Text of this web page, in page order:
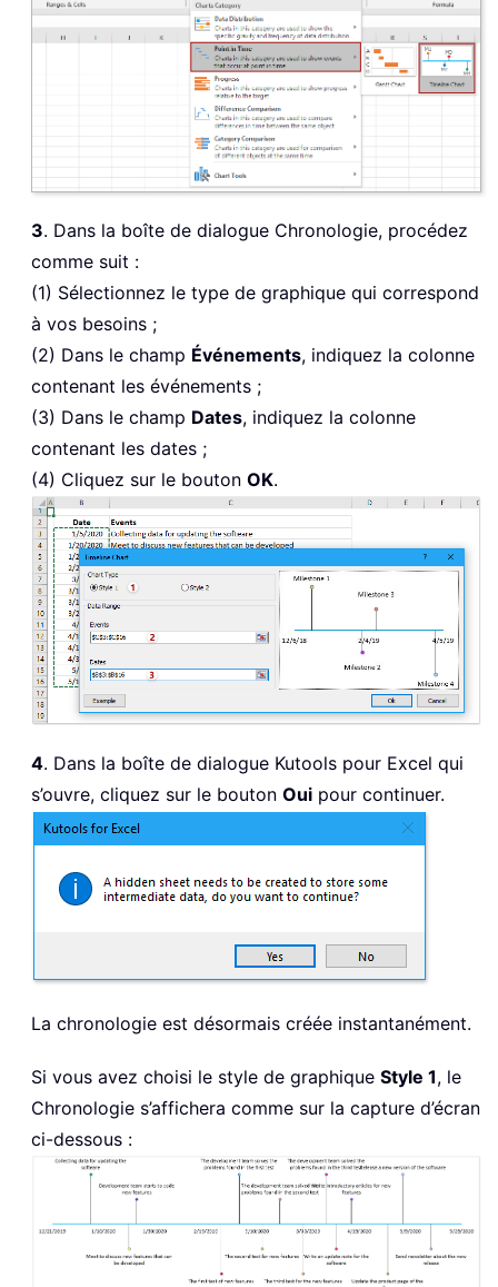
3. Dans la boîte de dialogue Chronologie, procédez
comme suit :
(1) Sélectionnez le type de graphique qui correspond
à vos besoins ;
(2) Dans le champ Événements, indiquez la colonne
contenant les événements ;
(3) Dans le champ Dates, indiquez la colonne
contenant les dates ;
(4) Cliquez sur le bouton OK.
4. Dans la boîte de dialogue Kutools pour Excel qui
s’ouvre, cliquez sur le bouton Oui pour continuer.
La chronologie est désormais créée instantanément.
Si vous avez choisi le style de graphique Style 1, le
Chronologie s’affichera comme sur la capture d’écran
ci-dessous :